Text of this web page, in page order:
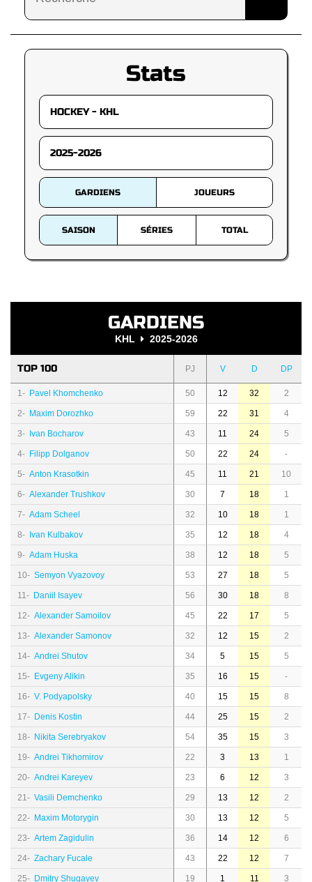
Stats
GARDIENS JOUEURS
SAISON SÉRIES TOTAL
GARDIENS
KHL 2025-2026
TOP 100 PJ V D DP
1- Pavel Khomchenko 50 12 32 2
2- Maxim Dorozhko 59 22 31 4
3- Ivan Bocharov 43 11 24 5
4- Filipp Dolganov 50 22 24 -
5- Anton Krasotkin 45 11 21 10
6- Alexander Trushkov 30 7 18 1
7- Adam Scheel 32 10 18 1
8- Ivan Kulbakov 35 12 18 4
9- Adam Huska 38 12 18 5
10- Semyon Vyazovoy 53 27 18 5
11- Daniil Isayev 56 30 18 8
12- Alexander Samoilov 45 22 17 5
13- Alexander Samonov 32 12 15 2
14- Andrei Shutov 34 5 15 5
15- Evgeny Alikin 35 16 15 -
16- V. Podyapolsky 40 15 15 8
17- Denis Kostin 44 25 15 2
18- Nikita Serebryakov 54 35 15 3
19- Andrei Tikhomirov 22 3 13 1
20- Andrei Kareyev 23 6 12 3
21- Vasili Demchenko 29 13 12 2
22- Maxim Motorygin 30 13 12 5
23- Artem Zagidulin 36 14 12 6
24- Zachary Fucale 43 22 12 7
25- Dmitry Shugayev 19 1 11 3